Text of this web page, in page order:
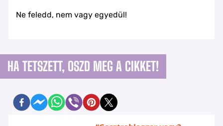
Ne feledd, nem vagy egyedül!
HA TETSZETT, OSZD MEG A CIKKET!